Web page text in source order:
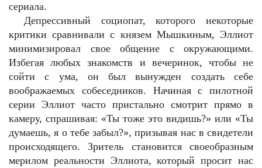
сериала.
Депрессивный социопат, которого некоторые
критики сравнивали с князем Мышкиным, Эллиот
минимизировал свое общение с окружающими.
Избегая любых знакомств и вечеринок, чтобы не
сойти с ума, он был вынужден создать себе
воображаемых собеседников. Начиная с пилотной
серии Эллиот часто пристально смотрит прямо в
камеру, спрашивая: «Ты тоже это видишь?» или «Ты
думаешь, я о тебе забыл?», призывая нас в свидетели
происходящего. Зритель становится своеобразным
мерилом реальности Эллиота, который просит нас